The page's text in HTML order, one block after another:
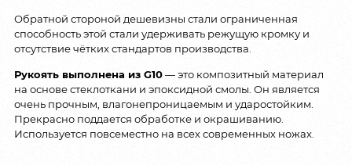
Обратной стороной дешевизны стали ограниченная
способность этой стали удерживать режущую кромку и
отсутствие чётких стандартов производства.
Рукоять выполнена из G10— это композитный материал
на основе стеклоткани и эпоксидной смолы. Он является
очень прочным, влагонепроницаемым и ударостойким.
Прекрасно поддается обработке и окрашиванию.
Используется повсеместно на всех современных ножах.